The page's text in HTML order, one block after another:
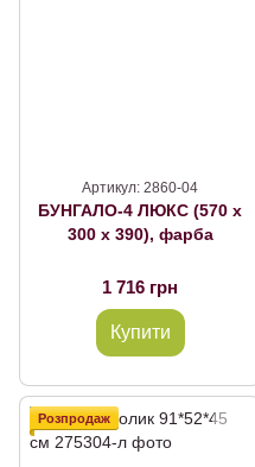
Артикул: 2860-04
БУНГАЛО-4 ЛЮКС (570 х
300 х 390), фарба
1 716 грн
Купити
Розпродаж